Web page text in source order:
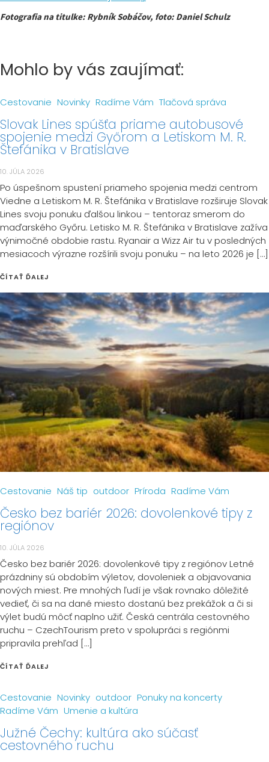
Fotografia na titulke: Rybník Sobáčov, foto: Daniel Schulz
Mohlo by vás zaujímať:
Cestovanie Novinky Radíme Vám Tlačová správa
Slovak Lines spúšťa priame autobusové
spojenie medzi Győrom a Letiskom M. R.
Štefánika v Bratislave
10. JÚLA 2026
Po úspešnom spustení priameho spojenia medzi centrom
Viedne a Letiskom M. R. Štefánika v Bratislave rozširuje Slovak
Lines svoju ponuku ďalšou linkou – tentoraz smerom do
maďarského Győru. Letisko M. R. Štefánika v Bratislave zažíva
výnimočné obdobie rastu. Ryanair a Wizz Air tu v posledných
mesiacoch výrazne rozšírili svoju ponuku – na leto 2026 je […]
ČÍTAŤ ĎALEJ
Cestovanie Náš tip outdoor Príroda Radíme Vám
Česko bez bariér 2026: dovolenkové tipy z
regiónov
10. JÚLA 2026
Česko bez bariér 2026: dovolenkové tipy z regiónov Letné
prázdniny sú obdobím výletov, dovoleniek a objavovania
nových miest. Pre mnohých ľudí je však rovnako dôležité
vedieť, či sa na dané miesto dostanú bez prekážok a či si
výlet budú môcť naplno užiť. Česká centrála cestovného
ruchu – CzechTourism preto v spolupráci s regiónmi
pripravila prehľad […]
ČÍTAŤ ĎALEJ
Cestovanie Novinky outdoor Ponuky na koncerty
Radíme Vám Umenie a kultúra
Južné Čechy: kultúra ako súčasť
cestovného ruchu